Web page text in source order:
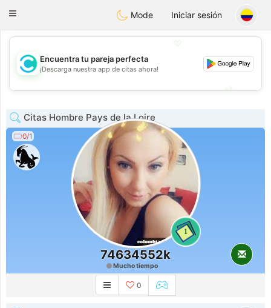
olombiaCitas
Toggle
Mode Iniciar sesión
💖
Encuentra tu pareja perfecta
¡Descarga nuestra app de citas ahora!
Citas Hombre Pays de la Loire
0/1
1
74634552k
Mucho tiempo
0